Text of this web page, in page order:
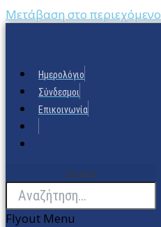
Μετάβαση στο περιεχόμενο
Ημερολόγιο
Σύνδεσμοι
Επικοινωνία
Search
Flyout Menu